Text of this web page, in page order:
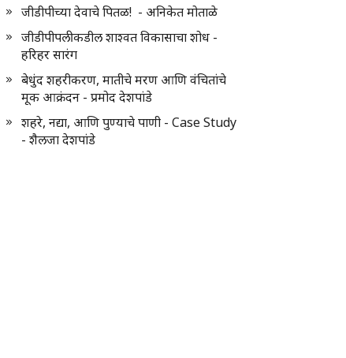
जीडीपीच्या देवाचे पितळ! - अनिकेत मोताळे
जीडीपीपलीकडील शाश्वत विकासाचा शोध -
हरिहर सारंग
बेधुंद शहरीकरण, मातीचे मरण आणि वंचितांचे
मूक आक्रंदन - प्रमोद देशपांडे
शहरे, नद्या, आणि पुण्याचे पाणी - Case Study
- शैलजा देशपांडे